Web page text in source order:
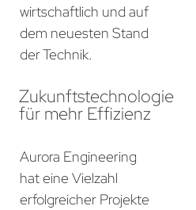
wirtschaftlich und auf
dem neuesten Stand
der Technik.
Zukunftstechnologie
für mehr Effizienz
Aurora Engineering
hat eine Vielzahl
erfolgreicher Projekte